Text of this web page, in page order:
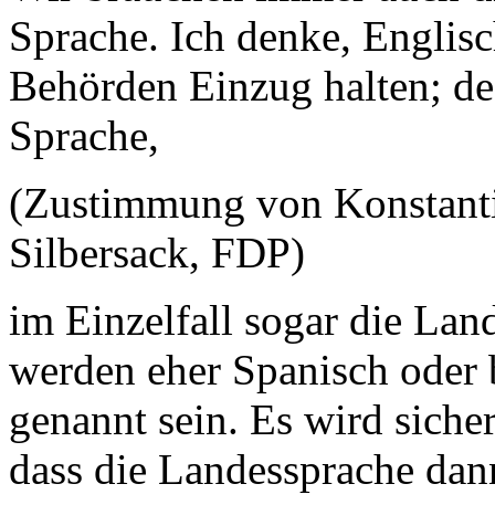
Sprache. Ich denke,
Behörden Einzug halten;
Sprache,
(Zustimmung von
Silbersack, FDP)
im Einzelfall sogar die
werden eher Spanisch
genannt sein. Es wird
dass die Landessprache